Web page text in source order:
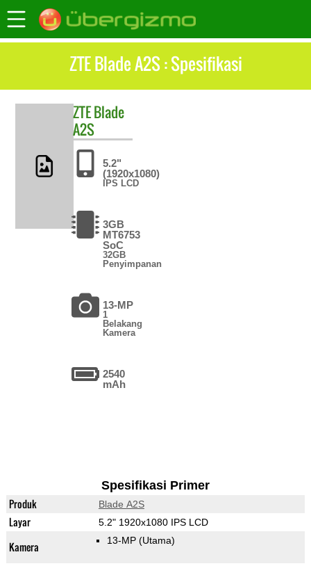
ZTE Blade A2S : Spesifikasi
ZTEBlade
A2S
5.2"
(1920x1080)
IPS LCD
3GB
MT6753
SoC
32GB
Penyimpanan
13-MP
1
Belakang
Kamera
2540
mAh
Spesifikasi Primer
Produk Blade A2S
Layar 5.2" 1920x1080 IPS LCD
Kamera 13-MP (Utama)